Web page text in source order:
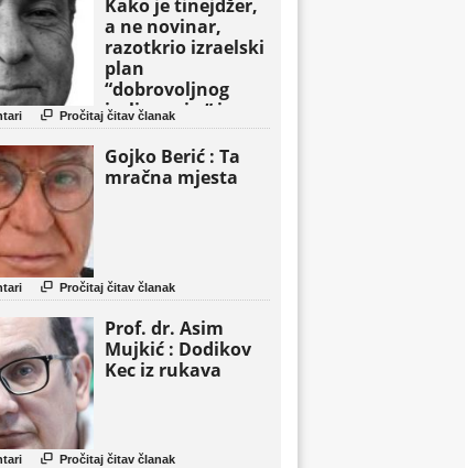
Kako je tinejdžer,
a ne novinar,
razotkrio izraelski
plan
“dobrovoljnog
iseljavanja ” iz
Gaze
 Pročitaj čitav članak
Gojko Berić : Ta
mračna mjesta
 Pročitaj čitav članak
Prof. dr. Asim
Mujkić : Dodikov
Kec iz rukava
 Pročitaj čitav članak